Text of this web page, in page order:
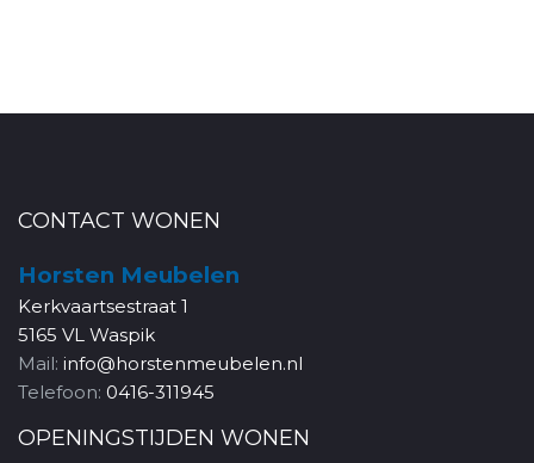
CONTACT WONEN
Horsten Meubelen
Kerkvaartsestraat 1
5165 VL Waspik
Mail: info@horstenmeubelen.nl
Telefoon: 0416-311945
OPENINGSTIJDEN WONEN